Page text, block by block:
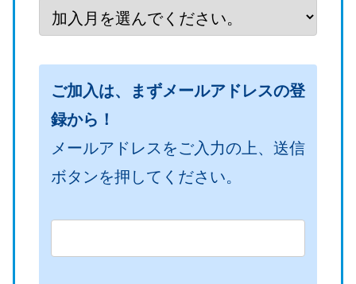
年
間
の
日
数
（
管
年
間
の
月
数
（
管
険
料
率
（
管
理
者
体
費
（
管
理
者
向
ご加入は、まずメールアドレスの登
録から！
メールアドレス をご入力の上、送信
ボタンを押してください。